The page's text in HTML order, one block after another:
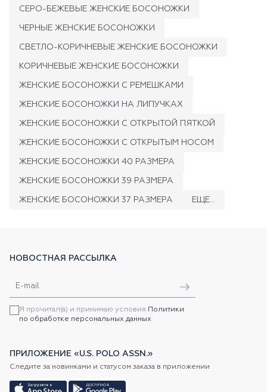
СЕРО-БЕЖЕВЫЕ ЖЕНСКИЕ БОСОНОЖКИ
ЧЕРНЫЕ ЖЕНСКИЕ БОСОНОЖКИ
СВЕТЛО-КОРИЧНЕВЫЕ ЖЕНСКИЕ БОСОНОЖКИ
КОРИЧНЕВЫЕ ЖЕНСКИЕ БОСОНОЖКИ
ЖЕНСКИЕ БОСОНОЖКИ С РЕМЕШКАМИ
ЖЕНСКИЕ БОСОНОЖКИ НА ЛИПУЧКАХ
ЖЕНСКИЕ БОСОНОЖКИ С ОТКРЫТОЙ ПЯТКОЙ
ЖЕНСКИЕ БОСОНОЖКИ С ОТКРЫТЫМ НОСОМ
ЖЕНСКИЕ БОСОНОЖКИ 40 РАЗМЕРА
ЖЕНСКИЕ БОСОНОЖКИ 39 РАЗМЕРА
ЖЕНСКИЕ БОСОНОЖКИ 37 РАЗМЕРА ЕЩЕ...
НОВОСТНАЯ РАССЫЛКА
Я прочитал(а) и принимаю условия Политики
по обработке персональных данных
ПРИЛОЖЕНИЕ «U.S. POLO ASSN.»
Следите за новинками и статусом заказа в приложении